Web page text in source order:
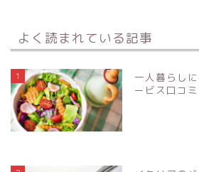
よく読まれている記事
1
一人暮らし
ービス口コミ